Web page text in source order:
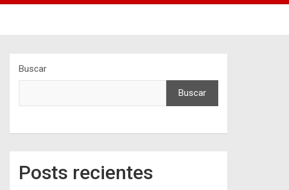
Buscar
Buscar
Posts recientes